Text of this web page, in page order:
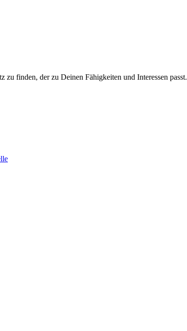
finden, der zu Deinen Fähigkeiten und Interessen passt.